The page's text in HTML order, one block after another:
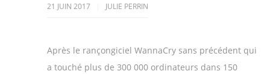
21 JUIN 2017 JULIE PERRIN
Après le rançongiciel WannaCry sans précédent qui
a touché plus de 300 000 ordinateurs dans 150